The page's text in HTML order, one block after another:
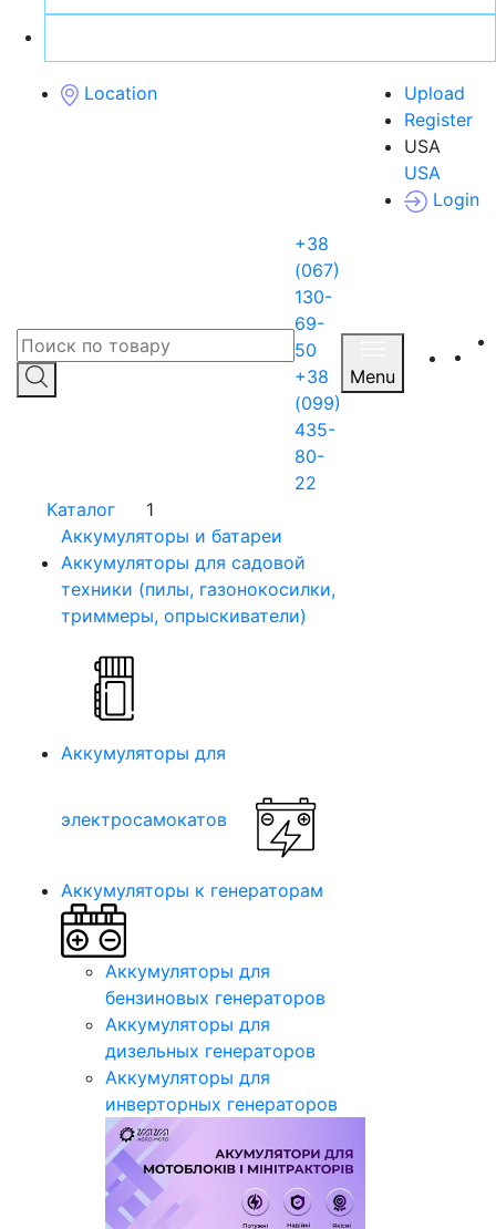
Location
Upload
Register
USA
USA
Login
+38
(067)
130-
69-
50
+38
(099)
435-
80-
22
Menu
Каталог
1
Аккумуляторы и батареи
Аккумуляторы для садовой
техники (пилы, газонокосилки,
триммеры, опрыскиватели)
Аккумуляторы для
электросамокатов
Аккумуляторы к генераторам
Аккумуляторы для
бензиновых генераторов
Аккумуляторы для
дизельных генераторов
Аккумуляторы для
инверторных генераторов